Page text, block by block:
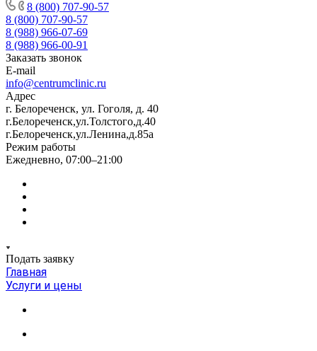
8 (800) 707-90-57
8 (800) 707-90-57
8 (988) 966-07-69
8 (988) 966-00-91
Заказать звонок
E-mail
info@centrumclinic.ru
Адрес
г. Белореченск, ул. Гоголя, д. 40
г.Белореченск,ул.Толстого,д.40
г.Белореченск,ул.Ленина,д.85а
Режим работы
Ежедневно, 07:00–21:00
Подать заявку
Главная
Услуги и цены